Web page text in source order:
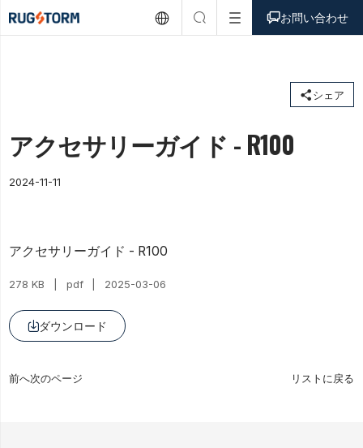
  お問い合わせ
シェア
アクセサリーガイド - R100
2024-11-11
アクセサリーガイド - R100
278 KB pdf 2025-03-06
ダウンロード
前へ次のページ リストに戻る